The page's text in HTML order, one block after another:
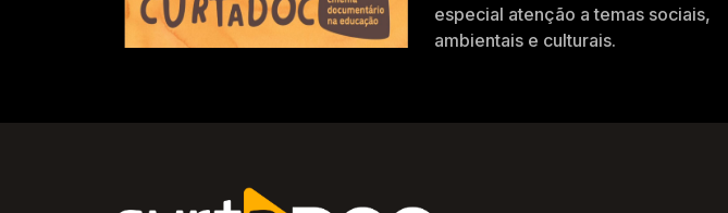
especial atenção a temas sociais,
ambientais e culturais.